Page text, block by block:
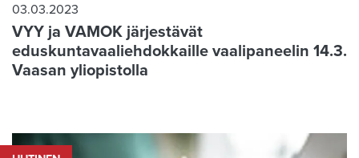
03.03.2023
VYY ja VAMOK järjestävät
eduskuntavaaliehdokkaille vaalipaneelin 14.3.
Vaasan yliopistolla